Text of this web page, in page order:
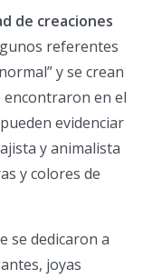
de creaciones
referentes
y se crean
encontraron en el
evidenciar
y animalista
y colores de
se dedicaron a
joyas